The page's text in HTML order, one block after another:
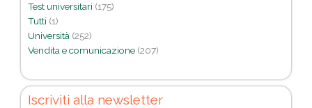
Test universitari (175)
Tutti (1)
Università (252)
Vendita e comunicazione (207)
Iscriviti alla newsletter